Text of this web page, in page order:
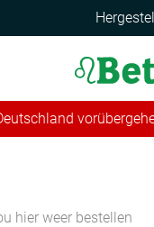
hier weer bestellen